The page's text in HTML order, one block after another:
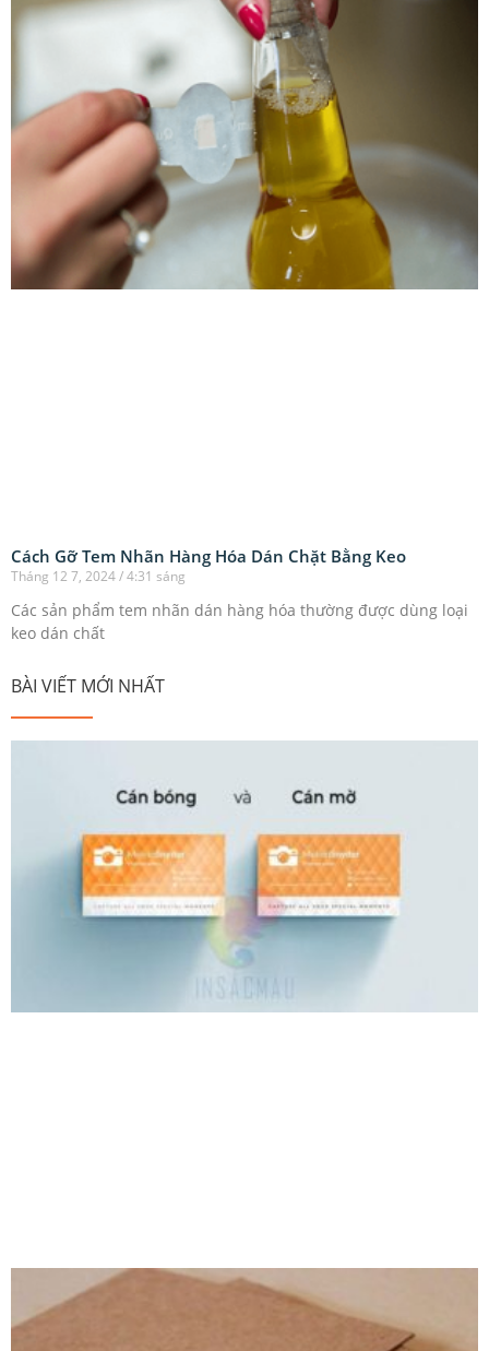
Cách Gỡ Tem Nhãn Hàng Hóa Dán Chặt Bằng Keo
Tháng 12 7, 2024 4:31 sáng
Các sản phẩm tem nhãn dán hàng hóa thường được dùng loại
keo dán chất
BÀI VIẾT MỚI NHẤT